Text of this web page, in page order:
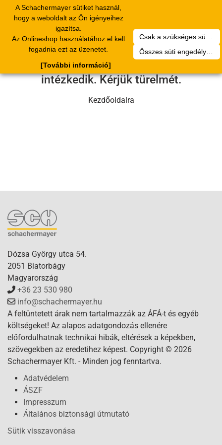
A Schachermayer sütiket használ,
hogy a weboldalt az Ön igényeihez
igazítsa.
Az Onlineshop használatához el kell
fogadnia ezt az üzenetet.
Összes süti engedélyezése
[További információ]
navigation
Sajnos technikai hiba történt.
Szervizcsapatunk hamarosan
intézkedik. Kérjük türelmét.
Kezdőoldalra
Dózsa György utca 54.
2051 Biatorbágy
Magyarország
+36 23 530 980
info@schachermayer.hu
A feltüntetett árak nem tartalmazzák az ÁFÁ-t és egyéb
költségeket! Az alapos adatgondozás ellenére
előfordulhatnak technikai hibák, eltérések a képekben,
szövegekben az eredetihez képest. Copyright © 2026
Schachermayer Kft. - Minden jog fenntartva.
Adatvédelem
ÁSZF
Impresszum
Általános biztonsági útmutató
Sütik visszavonása